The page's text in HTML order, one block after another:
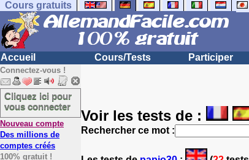
Cours gratuits
Accueil Cours/Tests Participer
Connectez-vous !
Cliquez ici pour
vous connecter
Nouveau compte
Des millions de
comptes créés
100% gratuit !
Voir les tests de :
Rechercher ce mot :